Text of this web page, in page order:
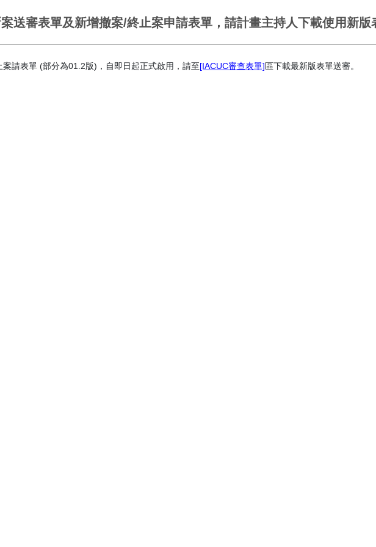
送審表單及新增撤案/終止案申請表單，請計畫主持人下載使用新版
請表單 (部分為01.2版)，自即日起正式啟用，請至[IACUC審查表單]區下載最新版表單送審。